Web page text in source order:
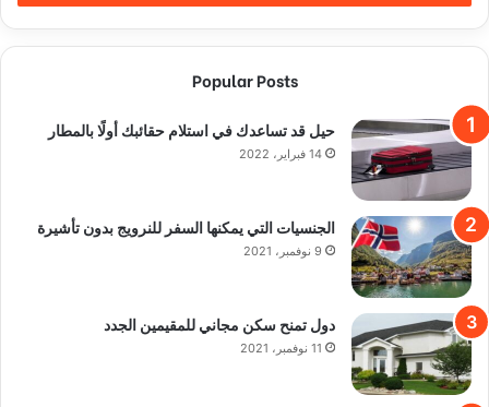
Popular Posts
حيل قد تساعدك في استلام حقائبك أولًا بالمطار
14 فبراير، 2022
الجنسيات التي يمكنها السفر للنرويج بدون تأشيرة
9 نوفمبر، 2021
دول تمنح سكن مجاني للمقيمين الجدد
11 نوفمبر، 2021